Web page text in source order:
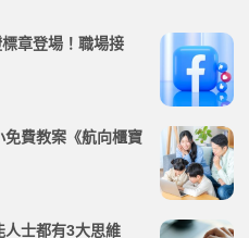
章登場！職場接
費教案《航向櫃寶
人士都有3大思維